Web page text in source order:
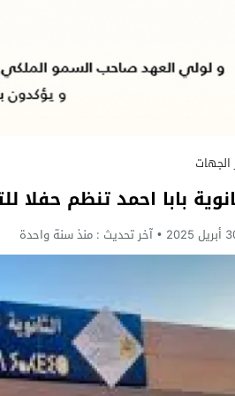
الجهات
بابا احمد تنظم حفلا
2025 آخر تحديث : منذ سنة واحدة